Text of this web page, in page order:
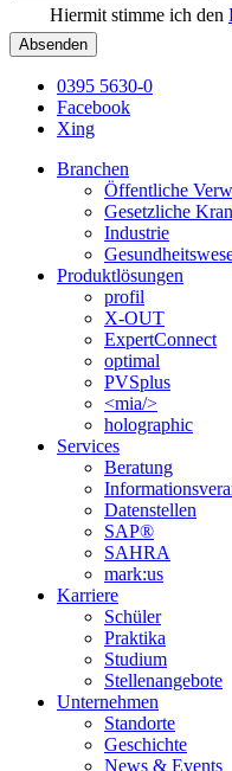
Hiermit stimme ich den
Absenden
0395 5630-0
Facebook
Xing
Branchen
Öffentliche
Gesetzliche
Industrie
Produktlösungen
profil
X-OUT
ExpertConnect
optimal
PVSplus
<mia/>
holographic
Services
Beratung
Datenstellen
SAP®
SAHRA
mark:us
Karriere
Schüler
Praktika
Studium
Stellenangebote
Unternehmen
Standorte
Geschichte
News & Events